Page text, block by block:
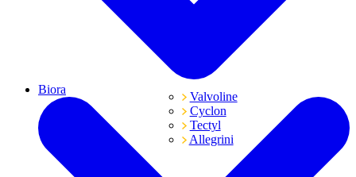
Valvoline
Cyclon
Tectyl
Allegrini
Biora